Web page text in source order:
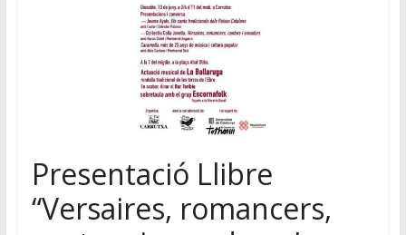
Presentació Llibre
“Versaires, romancers,